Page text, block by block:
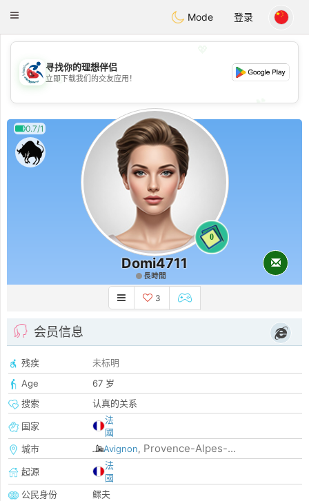
Handi Space
Toggle
Mode 登录
💖
💕
寻找你的理想伴侣
立即下载我们的交友应用！
0.7/1
0
Domi4711
長時間
3
会员信息
残疾
未标明
Age
67 岁
搜索
认真的关系
国家
法
國
城市
Avignon, Provence-Alpes-...
起源
法
國
公民身份
鳏夫